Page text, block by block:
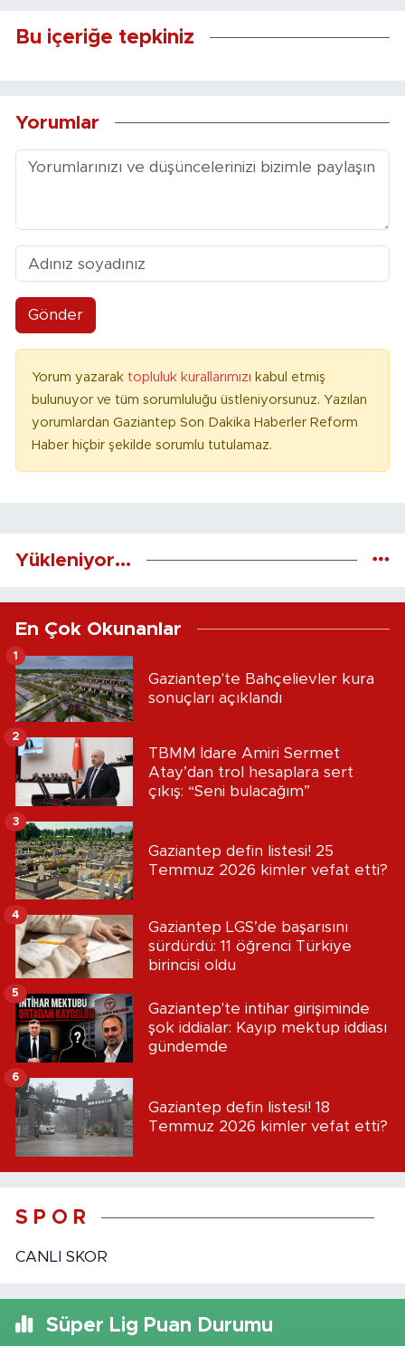
Bu içeriğe tepkiniz
Yorumlar
Gönder
Yorum yazarak topluluk kurallarımızı kabul etmiş
bulunuyor ve tüm sorumluluğu üstleniyorsunuz. Yazılan
yorumlardan Gaziantep Son Dakika Haberler Reform
Haber hiçbir şekilde sorumlu tutulamaz.
Yükleniyor...
En Çok Okunanlar
Gaziantep'te Bahçelievler kura
sonuçları açıklandı
1
TBMM İdare Amiri Sermet
Atay’dan trol hesaplara sert
çıkış: “Seni bulacağım”
2
Gaziantep defin listesi! 25
Temmuz 2026 kimler vefat etti?
3
Gaziantep LGS’de başarısını
sürdürdü: 11 öğrenci Türkiye
birincisi oldu
4
Gaziantep'te intihar girişiminde
şok iddialar: Kayıp mektup iddiası
gündemde
5
Gaziantep defin listesi! 18
Temmuz 2026 kimler vefat etti?
6
S P O R
CANLI SKOR
Süper Lig Puan Durumu